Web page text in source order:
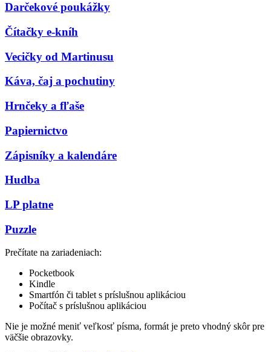
Darčekové poukážky
Čítačky e-kníh
Vecičky od Martinusu
Káva, čaj a pochutiny
Hrnčeky a fľaše
Papiernictvo
Zápisníky a kalendáre
Hudba
LP platne
Puzzle
Prečítate na zariadeniach:
Pocketbook
Kindle
Smartfón či tablet s príslušnou aplikáciou
Počítač s príslušnou aplikáciou
Nie je možné meniť veľkosť písma, formát je preto vhodný skôr pre
väčšie obrazovky.